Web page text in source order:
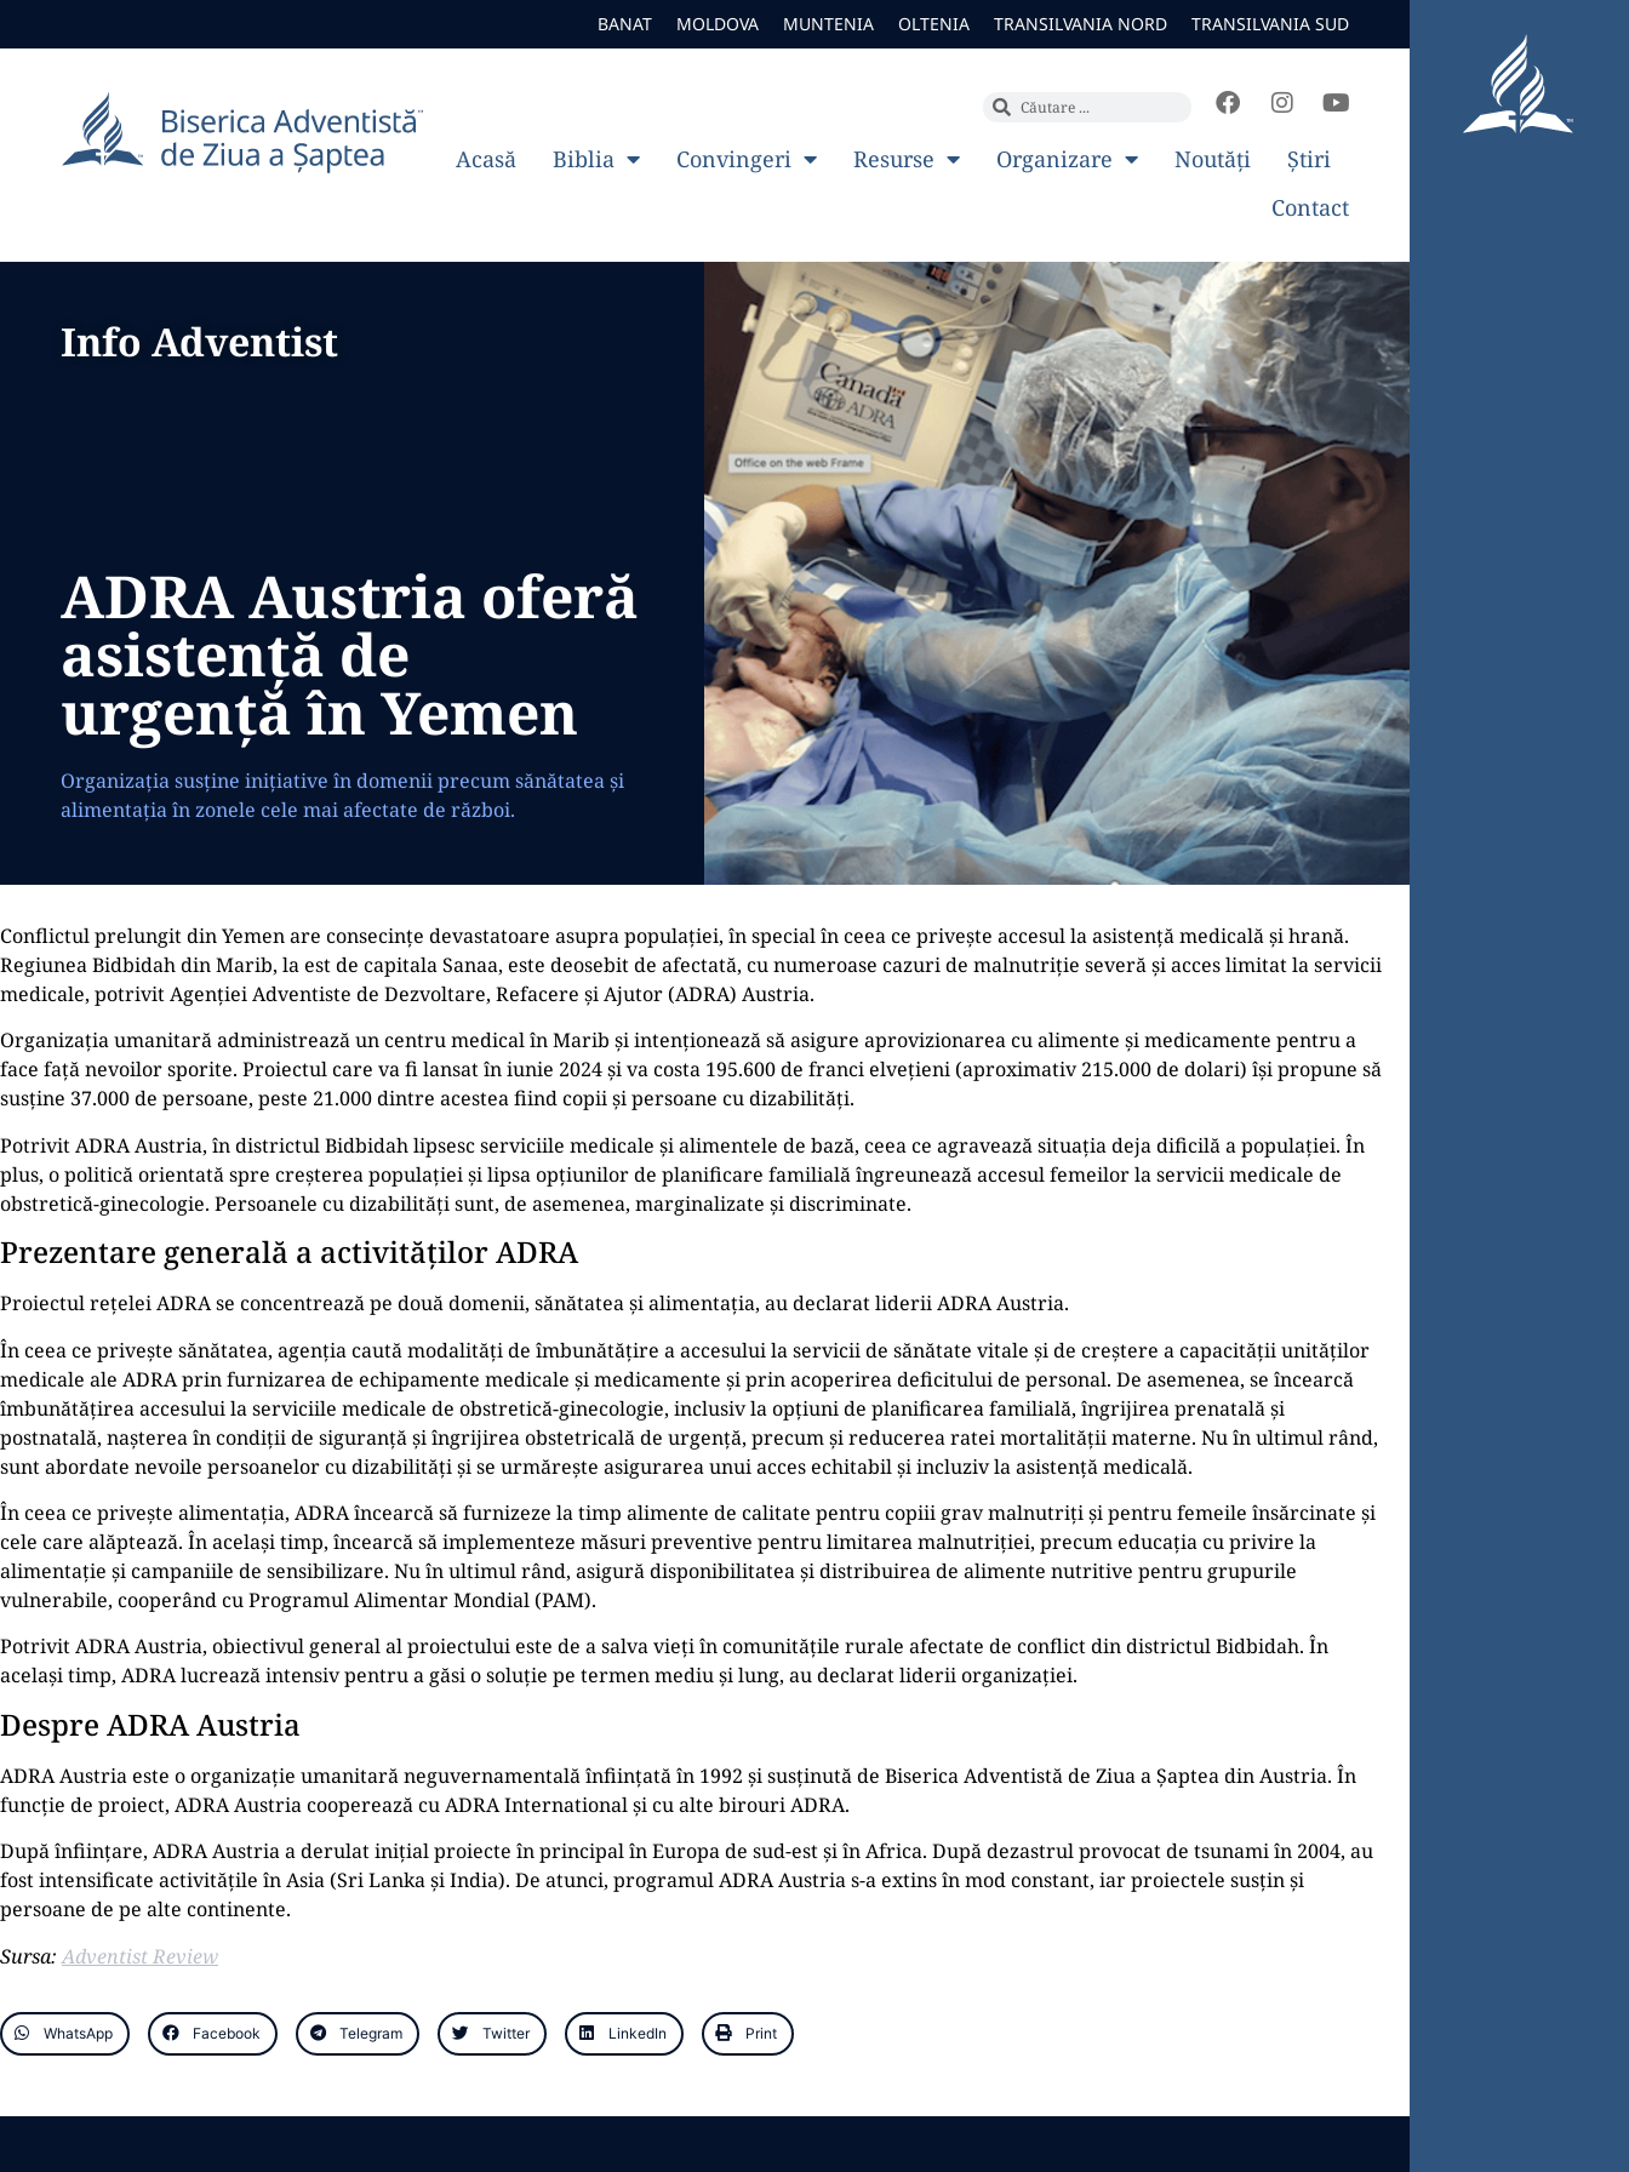
BANAT MOLDOVA MUNTENIA OLTENIA TRANSILVANIA NORD TRANSILVANIA SUD
Acasă Biblia Convingeri Resurse Organizare Noutăți
Știri
Contact
Info Adventist
ADRA Austria oferă
asistență de
urgență în Yemen
Organizația susține inițiative în domenii precum sănătatea și
alimentația în zonele cele mai afectate de război.
Conflictul prelungit din Yemen are consecințe devastatoare asupra populației, în special în ceea ce privește accesul la asistență medicală și hrană.
Regiunea Bidbidah din Marib, la est de capitala Sanaa, este deosebit de afectată, cu numeroase cazuri de malnutriție severă și acces limitat la servicii
medicale, potrivit Agenției Adventiste de Dezvoltare, Refacere și Ajutor (ADRA) Austria.
Organizația umanitară administrează un centru medical în Marib și intenționează să asigure aprovizionarea cu alimente și medicamente pentru a
face față nevoilor sporite. Proiectul care va fi lansat în iunie 2024 și va costa 195.600 de franci elvețieni (aproximativ 215.000 de dolari) își propune să
susține 37.000 de persoane, peste 21.000 dintre acestea fiind copii și persoane cu dizabilități.
Potrivit ADRA Austria, în districtul Bidbidah lipsesc serviciile medicale și alimentele de bază, ceea ce agravează situația deja dificilă a populației. În
plus, o politică orientată spre creșterea populației și lipsa opțiunilor de planificare familială îngreunează accesul femeilor la servicii medicale de
obstretică-ginecologie. Persoanele cu dizabilități sunt, de asemenea, marginalizate și discriminate.
Prezentare generală a activităților ADRA
Proiectul rețelei ADRA se concentrează pe două domenii, sănătatea și alimentația, au declarat liderii ADRA Austria.
În ceea ce privește sănătatea, agenția caută modalități de îmbunătățire a accesului la servicii de sănătate vitale și de creștere a capacității unităților
medicale ale ADRA prin furnizarea de echipamente medicale și medicamente și prin acoperirea deficitului de personal. De asemenea, se încearcă
îmbunătățirea accesului la serviciile medicale de obstretică-ginecologie, inclusiv la opțiuni de planificarea familială, îngrijirea prenatală și
postnatală, nașterea în condiții de siguranță și îngrijirea obstetricală de urgență, precum și reducerea ratei mortalității materne. Nu în ultimul rând,
sunt abordate nevoile persoanelor cu dizabilități și se urmărește asigurarea unui acces echitabil și incluziv la asistență medicală.
În ceea ce privește alimentația, ADRA încearcă să furnizeze la timp alimente de calitate pentru copiii grav malnutriți și pentru femeile însărcinate și
cele care alăptează. În același timp, încearcă să implementeze măsuri preventive pentru limitarea malnutriției, precum educația cu privire la
alimentație și campaniile de sensibilizare. Nu în ultimul rând, asigură disponibilitatea și distribuirea de alimente nutritive pentru grupurile
vulnerabile, cooperând cu Programul Alimentar Mondial (PAM).
Potrivit ADRA Austria, obiectivul general al proiectului este de a salva vieți în comunitățile rurale afectate de conflict din districtul Bidbidah. În
același timp, ADRA lucrează intensiv pentru a găsi o soluție pe termen mediu și lung, au declarat liderii organizației.
Despre ADRA Austria
ADRA Austria este o organizație umanitară neguvernamentală înființată în 1992 și susținută de Biserica Adventistă de Ziua a Șaptea din Austria. În
funcție de proiect, ADRA Austria cooperează cu ADRA International și cu alte birouri ADRA.
După înființare, ADRA Austria a derulat inițial proiecte în principal în Europa de sud-est și în Africa. După dezastrul provocat de tsunami în 2004, au
fost intensificate activitățile în Asia (Sri Lanka și India). De atunci, programul ADRA Austria s-a extins în mod constant, iar proiectele susțin și
persoane de pe alte continente.
Sursa:Adventist Review
WhatsApp Facebook Telegram Twitter LinkedIn Print